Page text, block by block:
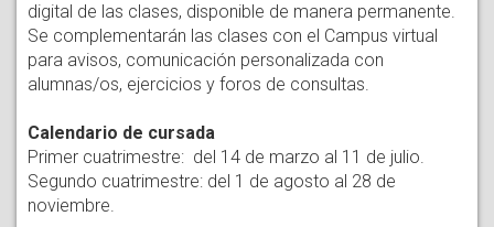
digital de las clases, disponible de manera permanente.
Se complementarán las clases con el Campus virtual
para avisos, comunicación personalizada con
alumnas/os, ejercicios y foros de consultas.
Calendario de cursada
Primer cuatrimestre: del 14 de marzo al 11 de julio.
Segundo cuatrimestre: del 1 de agosto al 28 de
noviembre.